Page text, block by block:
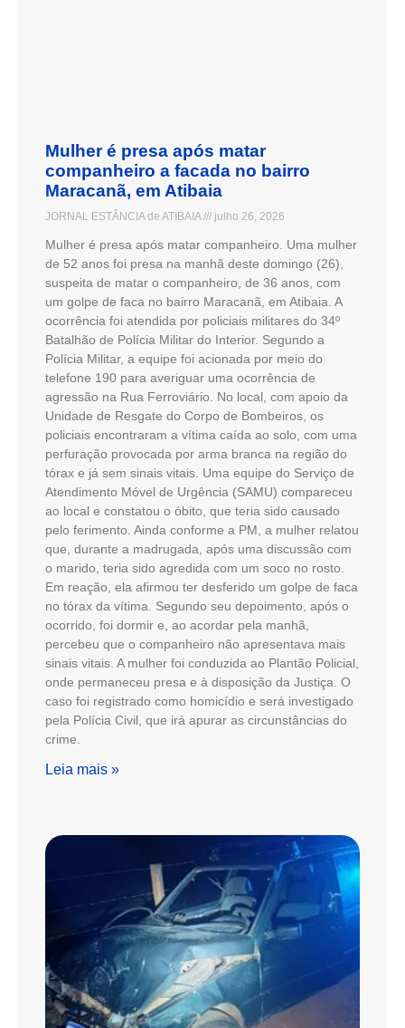
Mulher é presa após matar
companheiro a facada no bairro
Maracanã, em Atibaia
JORNAL ESTÂNCIA de ATIBAIA julho 26, 2026
Mulher é presa após matar companheiro. Uma mulher
de 52 anos foi presa na manhã deste domingo (26),
suspeita de matar o companheiro, de 36 anos, com
um golpe de faca no bairro Maracanã, em Atibaia. A
ocorrência foi atendida por policiais militares do 34º
Batalhão de Polícia Militar do Interior. Segundo a
Polícia Militar, a equipe foi acionada por meio do
telefone 190 para averiguar uma ocorrência de
agressão na Rua Ferroviário. No local, com apoio da
Unidade de Resgate do Corpo de Bombeiros, os
policiais encontraram a vítima caída ao solo, com uma
perfuração provocada por arma branca na região do
tórax e já sem sinais vitais. Uma equipe do Serviço de
Atendimento Móvel de Urgência (SAMU) compareceu
ao local e constatou o óbito, que teria sido causado
pelo ferimento. Ainda conforme a PM, a mulher relatou
que, durante a madrugada, após uma discussão com
o marido, teria sido agredida com um soco no rosto.
Em reação, ela afirmou ter desferido um golpe de faca
no tórax da vítima. Segundo seu depoimento, após o
ocorrido, foi dormir e, ao acordar pela manhã,
percebeu que o companheiro não apresentava mais
sinais vitais. A mulher foi conduzida ao Plantão Policial,
onde permaneceu presa e à disposição da Justiça. O
caso foi registrado como homicídio e será investigado
pela Polícia Civil, que irá apurar as circunstâncias do
crime.
Leia mais »